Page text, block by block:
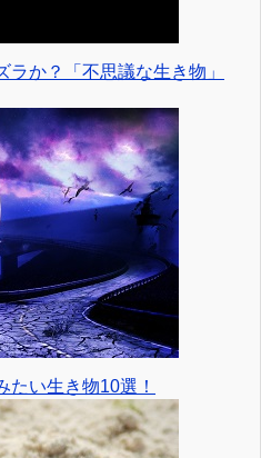
か？「不思議な生き物」
たい生き物10選！